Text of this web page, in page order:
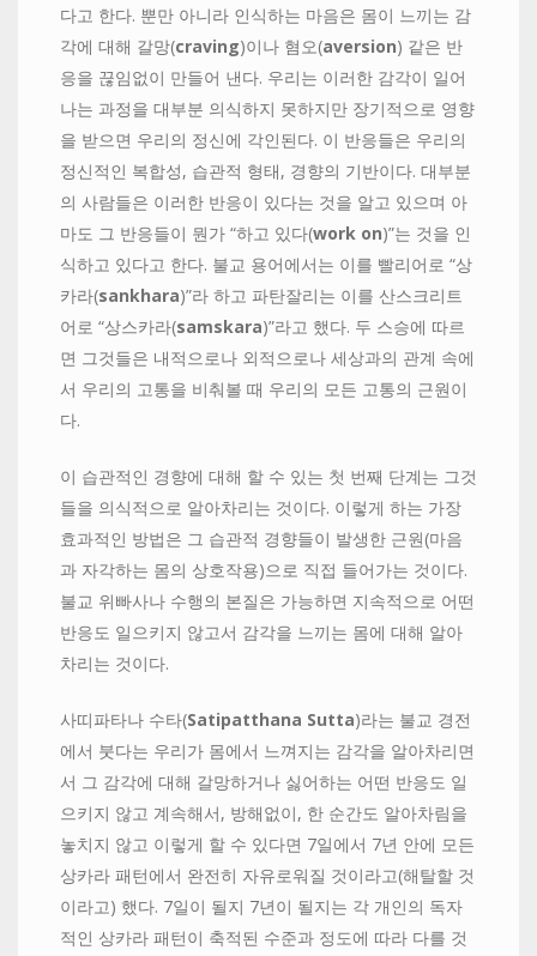
다고 한다. 뿐만 아니라 인식하는 마음은 몸이 느끼는 감
각에 대해 갈망(craving)이나 혐오(aversion) 같은 반
응을 끊임없이 만들어 낸다. 우리는 이러한 감각이 일어
나는 과정을 대부분 의식하지 못하지만 장기적으로 영향
을 받으면 우리의 정신에 각인된다. 이 반응들은 우리의
정신적인 복합성, 습관적 형태, 경향의 기반이다. 대부분
의 사람들은 이러한 반응이 있다는 것을 알고 있으며 아
마도 그 반응들이 뭔가 “하고 있다(work on)”는 것을 인
식하고 있다고 한다. 불교 용어에서는 이를 빨리어로 “상
카라(sankhara)”라 하고 파탄잘리는 이를 산스크리트
어로 “상스카라(samskara)”라고 했다. 두 스승에 따르
면 그것들은 내적으로나 외적으로나 세상과의 관계 속에
서 우리의 고통을 비춰볼 때 우리의 모든 고통의 근원이
다.
이 습관적인 경향에 대해 할 수 있는 첫 번째 단계는 그것
들을 의식적으로 알아차리는 것이다. 이렇게 하는 가장
효과적인 방법은 그 습관적 경향들이 발생한 근원(마음
과 자각하는 몸의 상호작용)으로 직접 들어가는 것이다.
불교 위빠사나 수행의 본질은 가능하면 지속적으로 어떤
반응도 일으키지 않고서 감각을 느끼는 몸에 대해 알아
차리는 것이다.
사띠파타나 수타(Satipatthana Sutta)라는 불교 경전
에서 붓다는 우리가 몸에서 느껴지는 감각을 알아차리면
서 그 감각에 대해 갈망하거나 싫어하는 어떤 반응도 일
으키지 않고 계속해서, 방해없이, 한 순간도 알아차림을
놓치지 않고 이렇게 할 수 있다면 7일에서 7년 안에 모든
상카라 패턴에서 완전히 자유로워질 것이라고(해탈할 것
이라고) 했다. 7일이 될지 7년이 될지는 각 개인의 독자
적인 상카라 패턴이 축적된 수준과 정도에 따라 다를 것